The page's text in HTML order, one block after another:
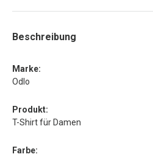
Beschreibung
Marke:
Odlo
Produkt:
T-Shirt für Damen
Farbe: